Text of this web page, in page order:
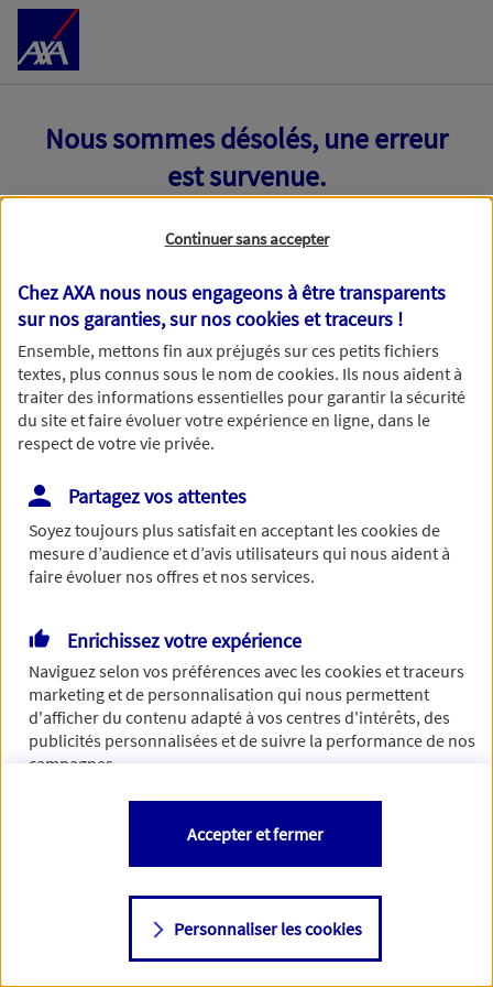
Accéder au Contenu
Nous sommes désolés, une erreur
est survenue.
Toutes nos excuses, une erreur technique nous empêche
de traiter votre demande. N'hésitez pas à rafraichir ce
formulaire dans quelques minutes.
Si besoin, vous pouvez nous joindre via notre page de
contact.
> Nous contacter
Continuer sans accepter
Chez AXA nous nous engageons à être transparents
sur nos garanties, sur noscookies et traceurs !
Ensemble, mettons fin aux préjugés sur ces petits fichiers
textes, plus connus sous le nom decookies. Ils nous aident à
traiter des informations essentielles pour garantir la sécurité
du site et faire évoluer votre expérience en ligne, dans le
respect de votre vie privée.
Partagez vos attentes
Soyez toujours plus satisfait en acceptant lescookiesde
mesure d’audience et d’avis utilisateurs qui nous aident à
faire évoluer nos offres et nos services.
Enrichissez votre expérience
Naviguez selon vos préférences avec lescookies et traceurs
marketing et de personnalisation qui nous permettent
d'afficher du contenu adapté à vos centres d'intérêts, des
publicités personnalisées et de suivre la performance de nos
campagnes.
Vous êtes libre de les accepter, de les refuser comme de
changer d'avis à tout moment en allant sur
Consulter notre politique decookies
Personnaliser les cookies
Accepter et fermer